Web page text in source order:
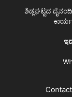
ಶಿಡ್ಲಘಟ್ಟದ